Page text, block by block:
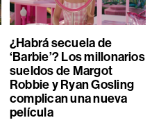
¿Habrá secuela de
‘Barbie’? Los millonarios
sueldos de Margot
Robbie y Ryan Gosling
complican una nueva
película